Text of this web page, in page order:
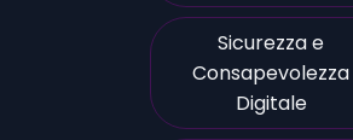
Sicurezza e
Consapevolezza
Digitale